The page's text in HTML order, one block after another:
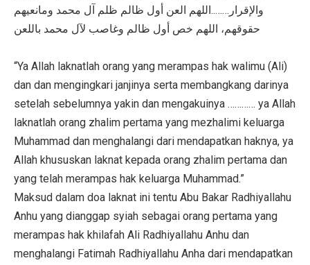
والإقرار……..اللهم العن أول ظالم ظلم آل محمد ومانعيهم
حقوقهم، اللهم خص أول ظالم وغاصب لآل محمد باللعن
“Ya Allah laknatlah orang yang merampas hak walimu (Ali)
dan dan mengingkari janjinya serta membangkang darinya
setelah sebelumnya yakin dan mengakuinya ………… ya Allah
laknatlah orang zhalim pertama yang mezhalimi keluarga
Muhammad dan menghalangi dari mendapatkan haknya, ya
Allah khususkan laknat kepada orang zhalim pertama dan
yang telah merampas hak keluarga Muhammad.”
Maksud dalam doa laknat ini tentu Abu Bakar Radhiyallahu
Anhu yang dianggap syiah sebagai orang pertama yang
merampas hak khilafah Ali Radhiyallahu Anhu dan
menghalangi Fatimah Radhiyallahu Anha dari mendapatkan